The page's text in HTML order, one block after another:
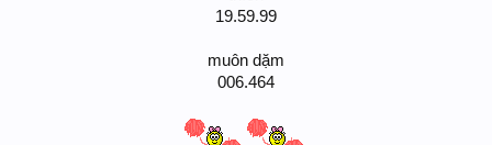
19.59.99
muôn dặm
006.464